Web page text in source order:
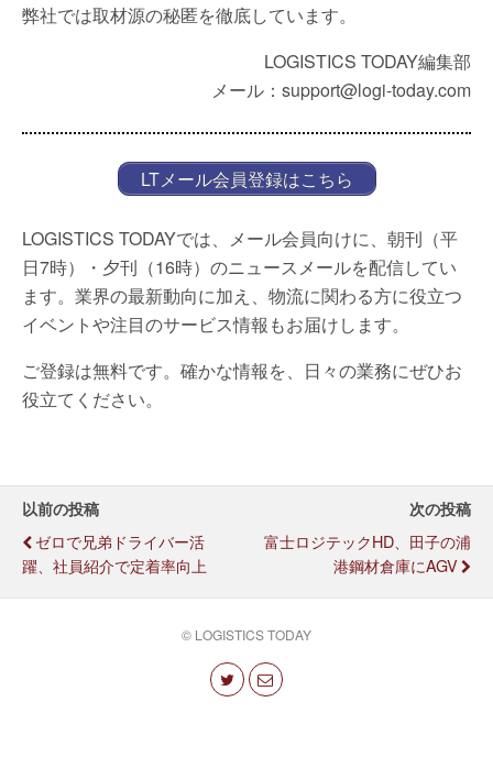
弊社では取材源の秘匿を徹底しています。
LOGISTICS TODAY編集部
メール：support@logi-today.com
LTメール会員登録はこちら
LOGISTICS TODAYでは、メール会員向けに、朝刊（平
日7時）・夕刊（16時）のニュースメールを配信してい
ます。業界の最新動向に加え、物流に関わる方に役立つ
イベントや注目のサービス情報もお届けします。
ご登録は無料です。確かな情報を、日々の業務にぜひお
役立てください。
以前の投稿
ゼロで兄弟ドライバー活
躍、社員紹介で定着率向上
次の投稿
富士ロジテックHD、田子の浦
港鋼材倉庫にAGV
© LOGISTICS TODAY